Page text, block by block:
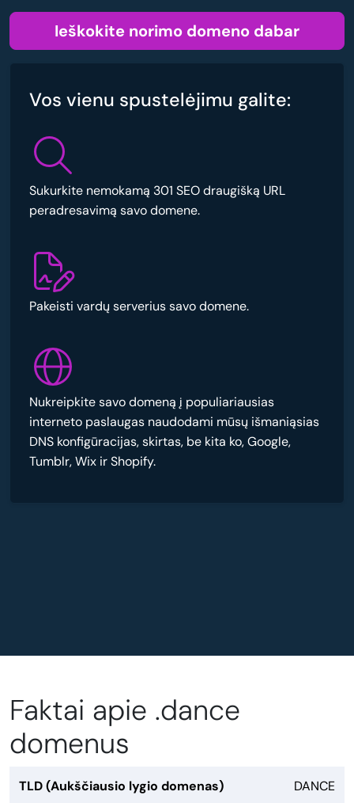
Ieškokite norimo domeno dabar
Vos vienu spustelėjimu galite:
Sukurkite nemokamą 301 SEO draugišką URL
peradresavimą savo domene.
Pakeisti vardų serverius savo domene.
Nukreipkite savo domeną į populiariausias
interneto paslaugas naudodami mūsų išmaniąsias
DNS konfigūracijas, skirtas, be kita ko, Google,
Tumblr, Wix ir Shopify.
Faktai apie .dance
domenus
TLD (Aukščiausio lygio domenas) DANCE